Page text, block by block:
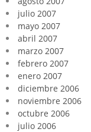
julio 2007
mayo 2007
abril 2007
marzo 2007
febrero 2007
enero 2007
diciembre 2006
noviembre 2006
octubre 2006
julio 2006